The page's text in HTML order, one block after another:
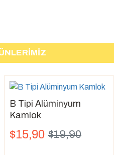
B Tipi Alüminyum
Kamlok
$15,90 $19,90